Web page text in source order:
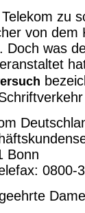
zu
von dem
Doch was
Bonn
0800-